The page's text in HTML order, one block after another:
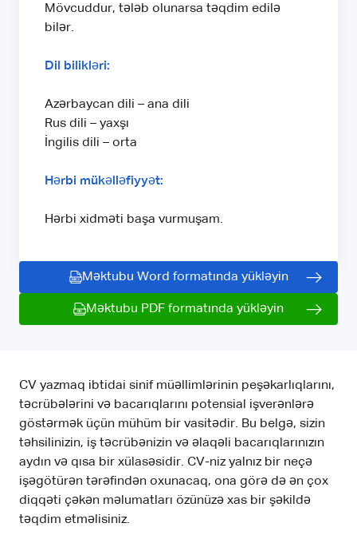
Mövcuddur, tələb olunarsa təqdim edilə
bilər.
Dil bilikləri:
Azərbaycan dili – ana dili
Rus dili – yaxşı
İngilis dili – orta
Hərbi mükəlləfiyyət:
Hərbi xidməti başa vurmuşam.
Məktubu Word formatında yükləyin
Məktubu PDF formatında yükləyin
CV yazmaq ibtidai sinif müəllimlərinin peşəkarlıqlarını,
təcrübələrini və bacarıqlarını potensial işverənlərə
göstərmək üçün mühüm bir vasitədir. Bu belgə, sizin
təhsilinizin, iş təcrübənizin və əlaqəli bacarıqlarınızın
aydın və qısa bir xülasəsidir. CV-niz yalnız bir neçə
işəgötürən tərəfindən oxunacaq, ona görə də ən çox
diqqəti çəkən məlumatları özünüzə xas bir şəkildə
təqdim etməlisiniz.